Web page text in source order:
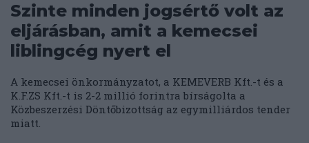
Szinte minden jogsértő volt az
eljárásban, amit a kemecsei
liblingcég nyert el
A kemecsei önkormányzatot, a KEMEVERB Kft.-t és a
K.F.ZS Kft.-t is 2-2 millió forintra bírságolta a
Közbeszerzési Döntőbizottság az egymilliárdos tender
miatt.